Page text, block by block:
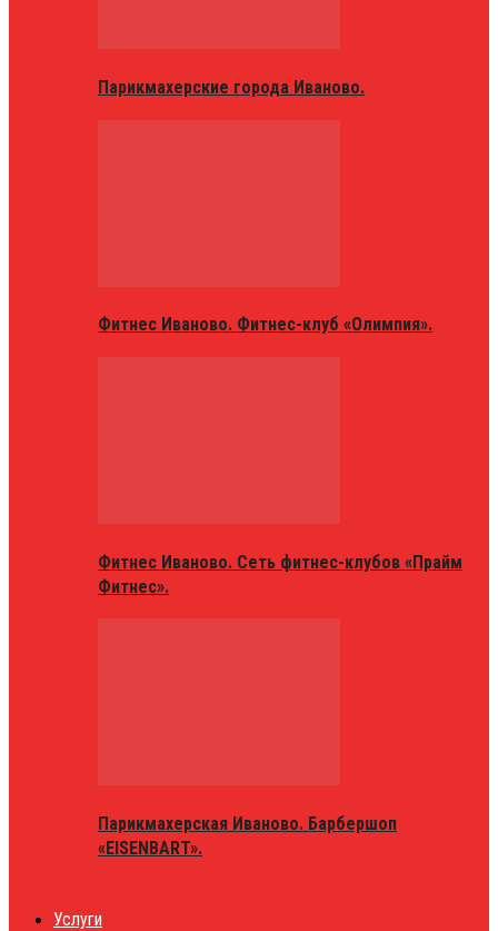
Парикмахерские города Иваново.
Фитнес Иваново. Фитнес-клуб «Олимпия».
Фитнес Иваново. Сеть фитнес-клубов «Прайм
Фитнес».
Парикмахерская Иваново. Барбершоп
«EISENBART».
Услуги